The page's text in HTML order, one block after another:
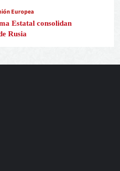
Europea
Estatal consolidan
Rusia